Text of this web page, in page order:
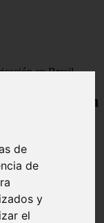
de
de
y
el
en Brasil
en